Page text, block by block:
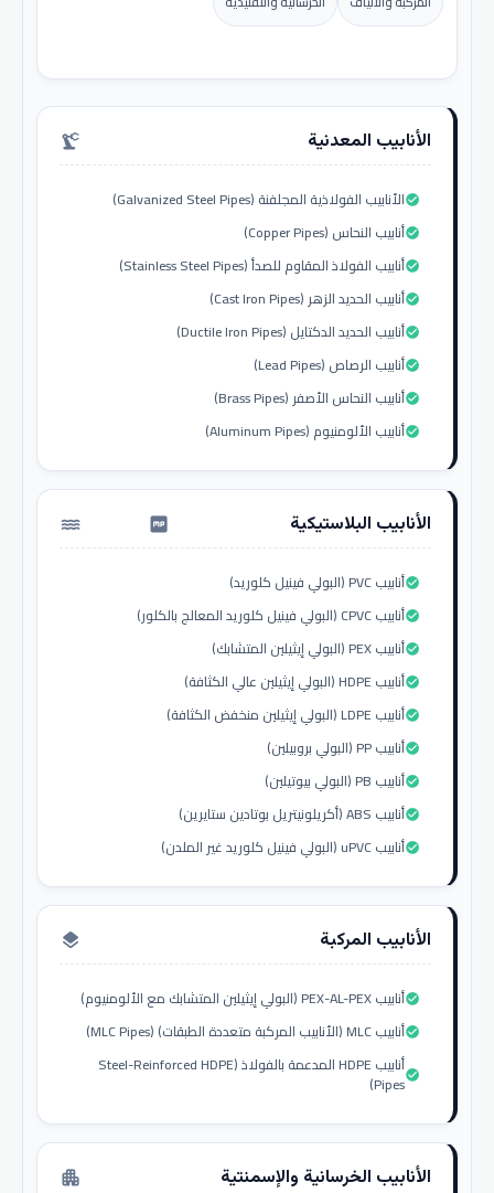
الأنابيب المعدنية precision_manufacturing
الأنابيب الفولاذية المجلفنة (Galvanized Steel Pipes)check_circle
أنابيب النحاس (Copper Pipes)check_circle
أنابيب الفولاذ المقاوم للصدأ (Stainless Steel Pipes)check_circle
أنابيب الحديد الزهر (Cast Iron Pipes)check_circle
أنابيب الحديد الدكتايل (Ductile Iron Pipes)check_circle
أنابيب الرصاص (Lead Pipes)check_circle
أنابيب النحاس الأصفر (Brass Pipes)check_circle
أنابيب الألومنيوم (Aluminum Pipes)check_circle
الأنابيب البلاستيكية water_pump
أنابيب PVC (البولي فينيل كلوريد)check_circle
أنابيب CPVC (البولي فينيل كلوريد المعالج بالكلور)check_circle
أنابيب PEX (البولي إيثيلين المتشابك)check_circle
أنابيب HDPE (البولي إيثيلين عالي الكثافة)check_circle
أنابيب LDPE (البولي إيثيلين منخفض الكثافة)check_circle
أنابيب PP (البولي بروبيلين)check_circle
أنابيب PB (البولي بيوتيلين)check_circle
أنابيب ABS (أكريلونيتريل بوتادين ستايرين)check_circle
أنابيب uPVC (البولي فينيل كلوريد غير الملدن)check_circle
الأنابيب المركبة layers
أنابيب PEX-AL-PEX (البولي إيثيلين المتشابك مع الألومنيوم)check_circle
أنابيب MLC (الأنابيب المركبة متعددة الطبقات) (MLC Pipes)check_circle
أنابيب HDPE المدعمة بالفولاذ (Steel-Reinforced HDPE
Pipes)check_circle
الأنابيب الخرسانية والإسمنتية apartment